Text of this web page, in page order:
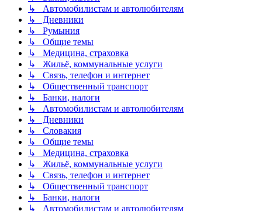
↳ Автомобилистам и автолюбителям
↳ Дневники
↳ Румыния
↳ Общие темы
↳ Медицина, страховка
↳ Жильё, коммунальные услуги
↳ Связь, телефон и интернет
↳ Общественный транспорт
↳ Банки, налоги
↳ Автомобилистам и автолюбителям
↳ Дневники
↳ Словакия
↳ Общие темы
↳ Медицина, страховка
↳ Жильё, коммунальные услуги
↳ Связь, телефон и интернет
↳ Общественный транспорт
↳ Банки, налоги
↳ Автомобилистам и автолюбителям